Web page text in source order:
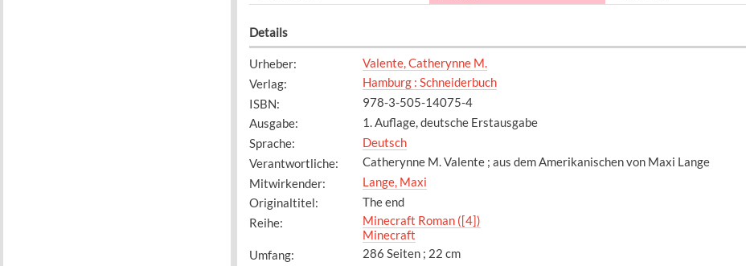
Details
Urheber:
Valente, Catherynne M.
Verlag:
Hamburg : Schneiderbuch
ISBN:
978-3-505-14075-4
Ausgabe:
1. Auflage, deutsche Erstausgabe
Sprache:
Deutsch
Verantwortliche:
Catherynne M. Valente ; aus dem Amerikanischen von Maxi Lange
Mitwirkender:
Lange, Maxi
Originaltitel:
The end
Reihe:
Minecraft Roman ([4])
Minecraft
Umfang: 286 Seiten ; 22 cm